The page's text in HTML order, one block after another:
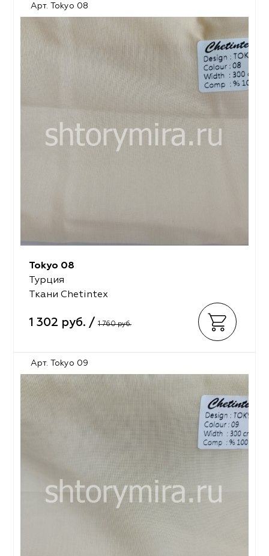
Арт. Tokyo 08
Tokyo 08
Турция
Ткани Chetintex
1 302 руб. / 1 760 руб.
Арт. Tokyo 09